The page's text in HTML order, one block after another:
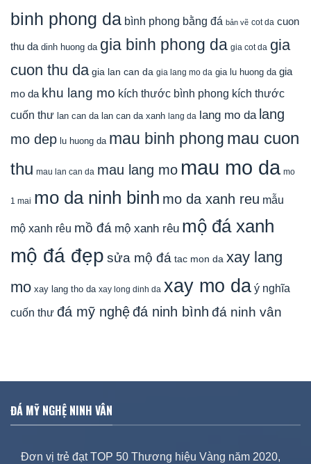
binh phong da bình phong bằng đá bản vẽ cot da cuon
thu da dinh huong da gia binh phong da gia cot da gia
cuon thu da gia lan can da gia lang mo da gia lu huong da gia
mo da khu lang mo kích thước bình phong kích thước
cuốn thư lan can da lan can da xanh lang da lang mo da lang
mo dep lu huong da mau binh phong mau cuon
thu mau lan can da mau lang mo mau mo da mo
1 mai mo da ninh binh mo da xanh reu mẫu
mộ xanh rêu mồ đá mộ xanh rêu mộ đá xanh
mộ đá đẹp sửa mộ đá tac mon da xay lang
mo xay lang tho da xay long dinh da xay mo da ý nghĩa
cuốn thư đá mỹ nghệđá ninh bình đá ninh vân
ĐÁ MỸ NGHỆ NINH VÂN
Đơn vị trẻ đạt TOP 50 Thương hiệu Vàng năm 2020,